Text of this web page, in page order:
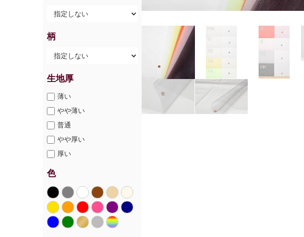
柄
生地厚
薄い
やや薄い
普通
やや厚い
厚い
色